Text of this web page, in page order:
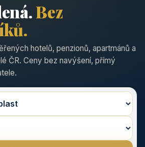
Bez
hotelů, penzionů, apartmánů a
ČR. Ceny bez navýšení, přímý